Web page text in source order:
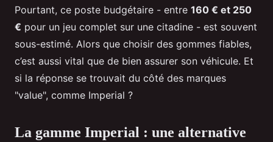
Pourtant, ce poste budgétaire - entre 160 € et 250
€ pour un jeu complet sur une citadine - est souvent
sous-estimé. Alors que choisir des gommes fiables,
c’est aussi vital que de bien assurer son véhicule. Et
si la réponse se trouvait du côté des marques
"value", comme Imperial ?
La gamme Imperial : une alternative